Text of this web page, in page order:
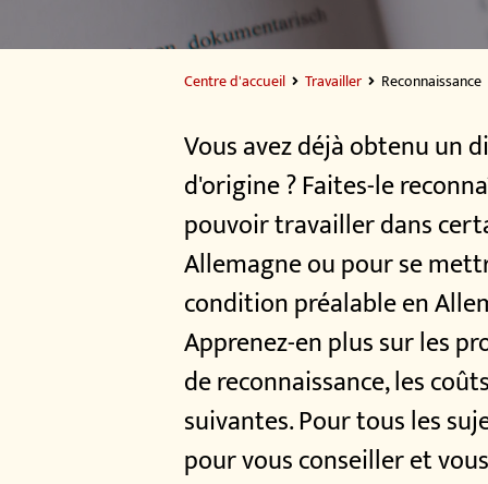
Centre d'accueil Travailler Reconnaissance
Vous avez déjà obtenu un
d'origine ? Faites-le
pouvoir travailler dans
Allemagne ou pour se
condition préalable en
Apprenez-en plus sur les
de reconnaissance, les
suivantes. Pour tous les
pour vous conseiller et